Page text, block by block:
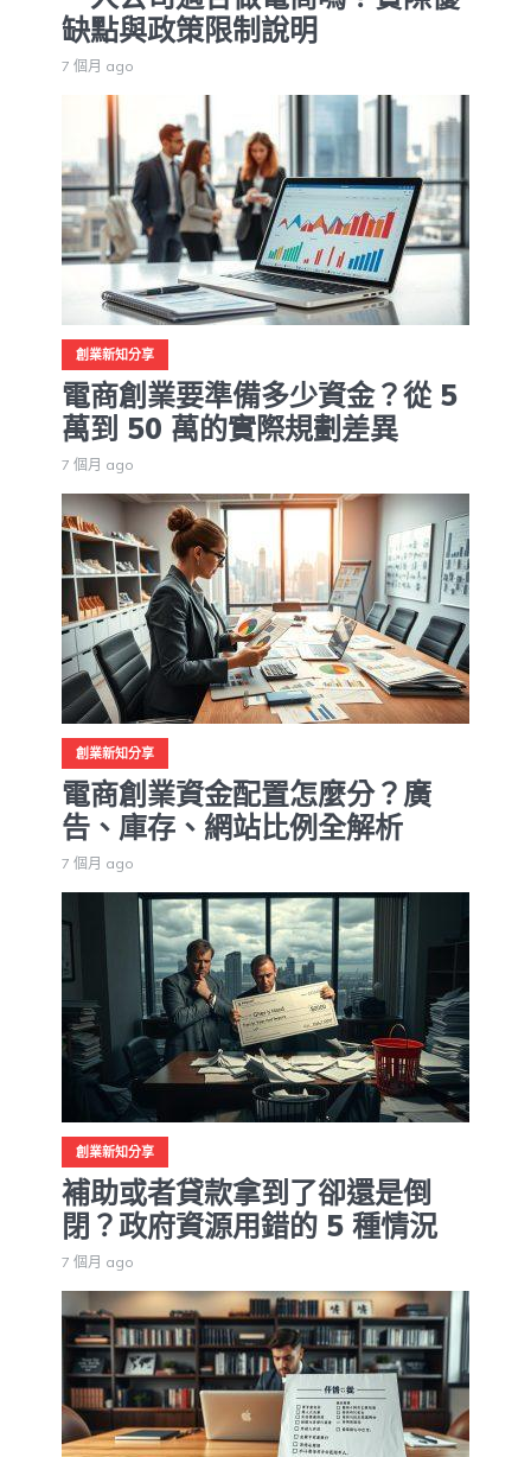
缺點與政策限制說明
7 個月 ago
創業新知分享
電商創業要準備多少資金？從 5
萬到 50 萬的實際規劃差異
7 個月 ago
創業新知分享
電商創業資金配置怎麼分？廣
告、庫存、網站比例全解析
7 個月 ago
創業新知分享
補助或者貸款拿到了卻還是倒
閉？政府資源用錯的 5 種情況
7 個月 ago